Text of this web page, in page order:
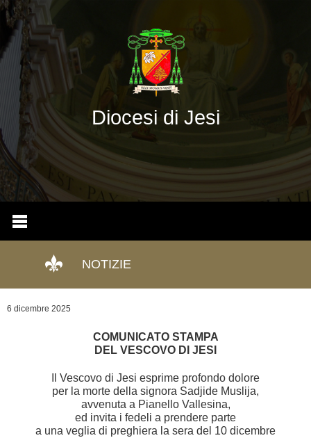
Diocesi di Jesi
NOTIZIE
6 dicembre 2025
COMUNICATO STAMPA
DEL VESCOVO DI JESI
Il Vescovo di Jesi esprime profondo dolore
per la morte della signora Sadjide Muslija,
avvenuta a Pianello Vallesina,
ed invita i fedeli a prendere parte
a una veglia di preghiera la sera del 10 dicembre